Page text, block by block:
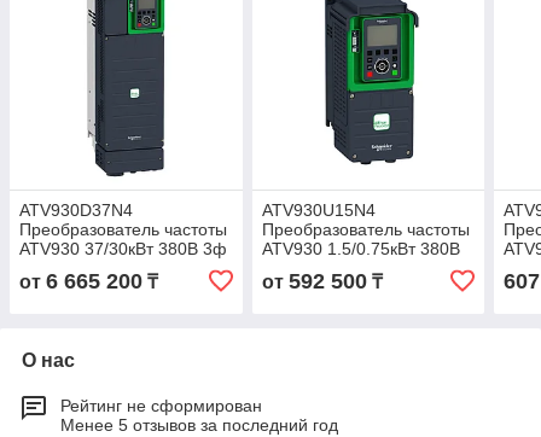
ATV930D37N4
Преобразователь частоты
ATV930 37/30кВт 380В 3ф
от 6 665 200 ₸
ATV930U15N4
Преобразователь частоты
ATV930 1.5/0.75кВт 380В
от 592 500₸
О нас
Рейтинг не сформирован
Менее 5 отзывов за последний год